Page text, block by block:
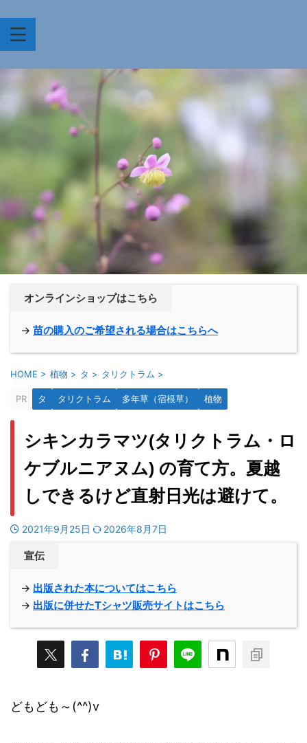
オンラインショップはこちら
→ 苗の購入のご希望される場合はこちらへ
HOME > 植物 > タ > タリクトラム >
PR タ タリクトラム 多年草（宿根草） 植物
シキンカラマツ(タリクトラム・ロ
ケブルニアヌム) の育て方。夏越
しできるけど直射日光は避けて。
2021年9月25日 2026年8月7日
宣伝
→ 出版された本についてはこちら
→ 出版に併せたTシャツ販売サイトはこちら
どもども～(^^)v